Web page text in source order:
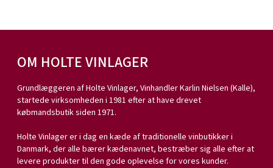
OM HOLTE VINLAGER
Grundlæggeren af Holte Vinlager, Vinhandler Karlin Nielsen (Kalle),
startede virksomheden i 1981 efter at have drevet
købmandsbutik siden 1971.
Holte Vinlager er i dag en kæde af traditionelle vinbutikker i
Danmark, der alle bærer kædenavnet, bestræber sig alle efter at
levere produkter til den gode oplevelse for vores kunder.